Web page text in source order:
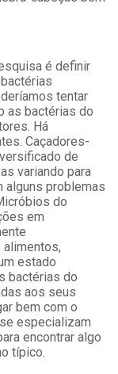
é definir
tentar
as bactérias do
Há
Caçadores-
de
variando para
alguns problemas
do
em
alimentos,
estado
bactérias do
aos seus
bem com o
especializam
encontrar algo
típico.